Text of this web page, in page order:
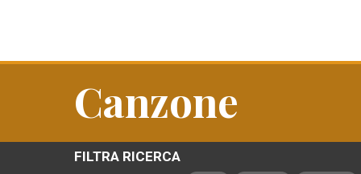
Canzone
FILTRA RICERCA